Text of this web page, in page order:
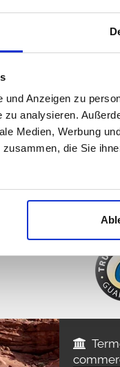
Anzeigen zu
zu analysieren.
Medien, Werbung
die Sie
ne
contactez nous
089 -
(9:30-